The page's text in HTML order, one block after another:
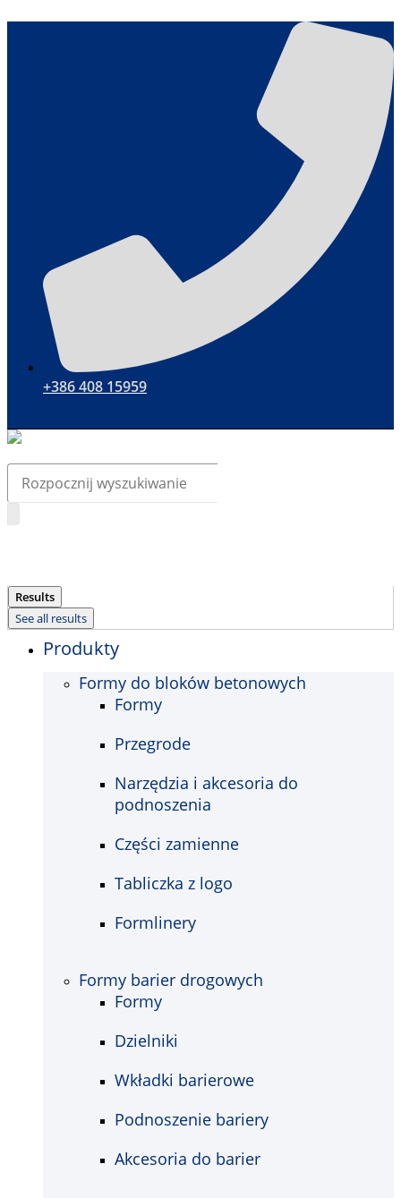
+386 408 15959
Search
Results
See all results
Produkty
Formy do bloków betonowych
Formy
Przegrode
Narzędzia i akcesoria do
podnoszenia
Części zamienne
Tabliczka z logo
Formlinery
Formy barier drogowych
Formy
Dzielniki
Wkładki barierowe
Podnoszenie bariery
Akcesoria do barier